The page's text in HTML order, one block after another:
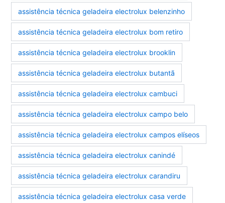
assistência técnica geladeira electrolux belenzinho
assistência técnica geladeira electrolux bom retiro
assistência técnica geladeira electrolux brooklin
assistência técnica geladeira electrolux butantã
assistência técnica geladeira electrolux cambuci
assistência técnica geladeira electrolux campo belo
assistência técnica geladeira electrolux campos elíseos
assistência técnica geladeira electrolux canindé
assistência técnica geladeira electrolux carandiru
assistência técnica geladeira electrolux casa verde